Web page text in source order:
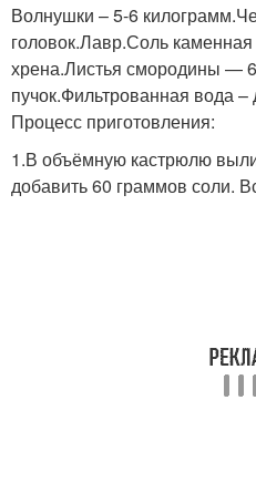
Волнушки – 5-6
головок.Лавр.Соль
хрена.Листья смородины —
пучок.Фильтрованная вода –
Процесс приготовления:
1.В объёмную кастрюлю
добавить 60 граммов соли.